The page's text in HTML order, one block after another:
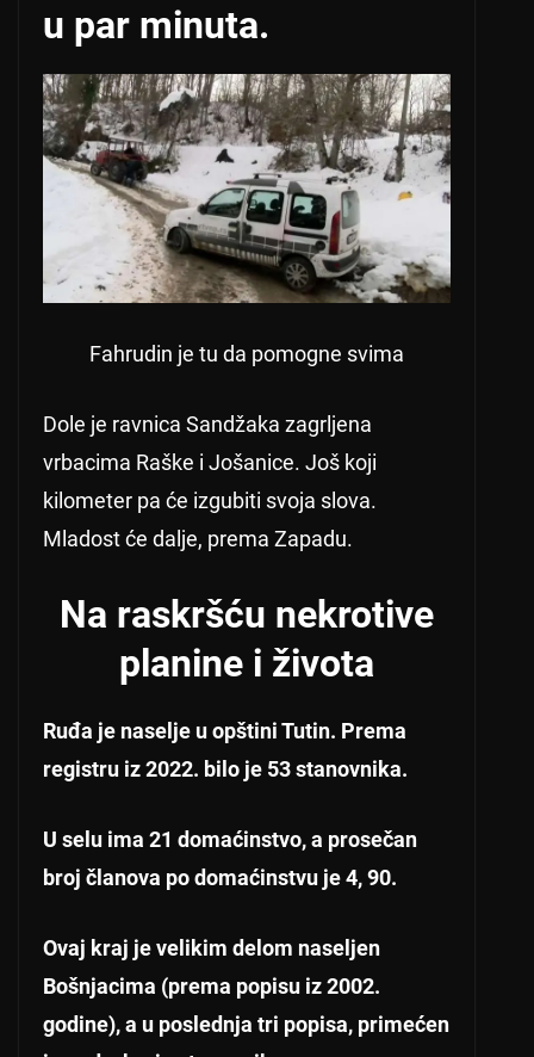
u par minuta.
Fahrudin je tu da pomogne svima
Dole je ravnica Sandžaka zagrljena
vrbacima Raške i Jošanice. Još koji
kilometer pa će izgubiti svoja slova.
Mladost će dalje, prema Zapadu.
Na raskršću nekrotive
planine i života
Ruđa je naselje u opštini Tutin. Prema
registru iz 2022. bilo je 53 stanovnika.
U selu ima 21 domaćinstvo, a prosečan
broj članova po domaćinstvu je 4, 90.
Ovaj kraj je velikim delom naseljen
Bošnjacima (prema popisu iz 2002.
godine), a u poslednja tri popisa, primećen